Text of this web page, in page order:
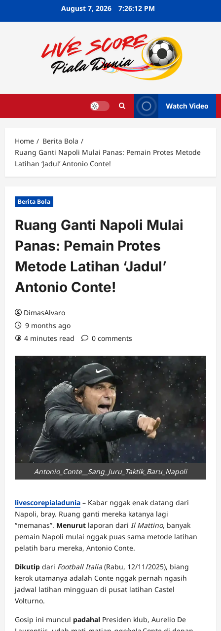
August 7, 2026 7:26:13 PM
Watch Video
Home
Berita Bola
Ruang Ganti Napoli Mulai Panas: Pemain Protes Metode
Latihan ‘Jadul’ Antonio Conte!
Berita Bola
Ruang Ganti Napoli Mulai
Panas: Pemain Protes
Metode Latihan ‘Jadul’
Antonio Conte!
DimasAlvaro
9 months ago
4 minutes read
0 comments
Antonio_Conte__Sang_Juru_Taktik_Baru_Napoli
livescorepialadunia – Kabar nggak enak datang dari
Napoli, bray. Ruang ganti mereka katanya lagi
“memanas”. Menurut laporan dari Il Mattino, banyak
pemain Napoli mulai nggak puas sama metode latihan
pelatih baru mereka, Antonio Conte.
Dikutip dari Football Italia (Rabu, 12/11/2025), biang
kerok utamanya adalah Conte nggak pernah ngasih
jadwal latihan mingguan di pusat latihan Castel
Volturno.
Gosip ini muncul padahal Presiden klub, Aurelio De